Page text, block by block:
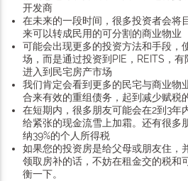
开发商
在未来的一段时间，很多投资者会将
来可以转成民用的可分割的商业物业
可能会出现更多的投资方法和手段，
场，而是通过投资到PIE，REITS，
进入到民宅房产市场
我们肯定会看到更多的民宅与商业物
合来有效的重组债务，起到减少赋税
在短期内，很多朋友可能会在2到3年
给紧张的现金流雪上加霜。还有很多
纳39%的个人所得税
如果您的投资房是给父母或朋友住，
领取房补的话，不妨在租金交的税和
衡一下。